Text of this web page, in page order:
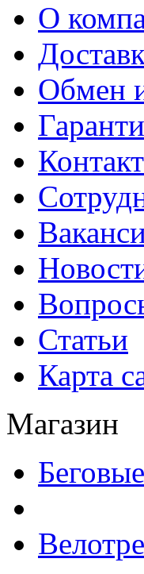
О
Обмен
Статьи
Карта
Магазин